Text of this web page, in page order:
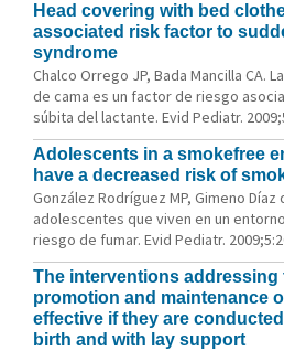
Head covering with bed
associated risk factor to
syndrome
Chalco Orrego JP, Bada Mancilla CA.
de cama es un factor de riesgo
súbita del lactante. Evid Pediatr.
Adolescents in a smokefree
have a decreased risk of
González Rodríguez MP, Gimeno Díaz
adolescentes que viven en un
riesgo de fumar. Evid Pediatr.
The interventions addressing
promotion and maintenance
effective if they are
birth and with lay support